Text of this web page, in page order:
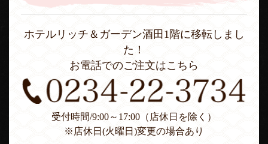
ホテルリッチ＆ガーデン酒田1階に移転しまし
た！
お電話でのご注文はこちら
受付時間/9:00～17:00（店休日を除く）
※店休日(火曜日)変更の場合あり